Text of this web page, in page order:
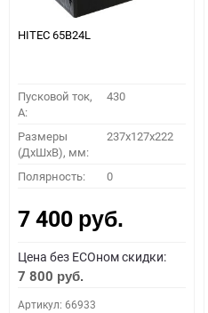
HITEC 65B24L
Пусковой ток,
A:
430
Размеры
(ДхШхВ), мм:
237x127x222
Полярность: 0
7 400 руб.
Цена без ECOном скидки:
7 800 руб.
Артикул: 66933